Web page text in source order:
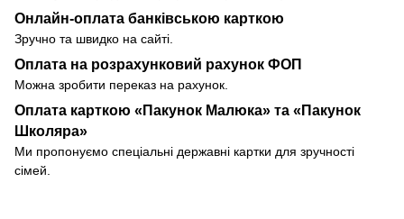
Онлайн-оплата банківською карткою
Зручно та швидко на сайті.
Оплата на розрахунковий рахунок ФОП
Можна зробити переказ на рахунок.
Оплата карткою «Пакунок Малюка» та «Пакунок
Школяра»
Ми пропонуємо спеціальні державні картки для зручності
сімей.